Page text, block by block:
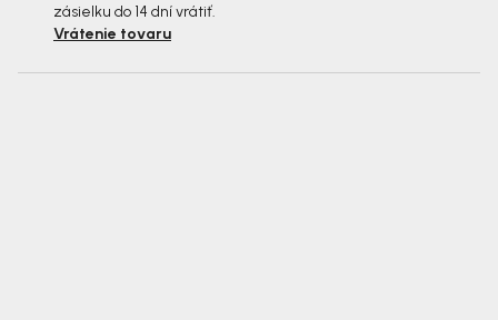
zásielku do 14 dní vrátiť.
Vrátenie tovaru